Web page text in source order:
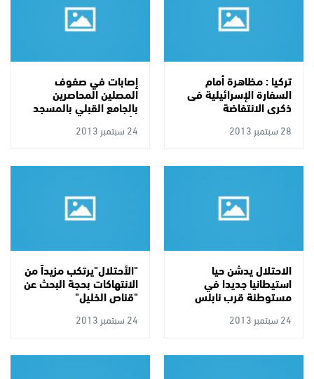
تركيا : مظاهرة أمام
السفارة الإسرائيلية فى
ذكرى الانتفاضة
28 سبتمبر 2013
إصابات في صفوف
المصلين المحاصرين
بالجامع القبلي بالمسجد
الأقصى
24 سبتمبر 2013
الاحتلال يدشن حيا
استيطانيا جديدا في
مستوطنة قرب نابلس
24 سبتمبر 2013
"الأحتلال"يرتكب مزيداً من
الانتهاكات بحجة البحث عن
"قناص الخليل"
24 سبتمبر 2013